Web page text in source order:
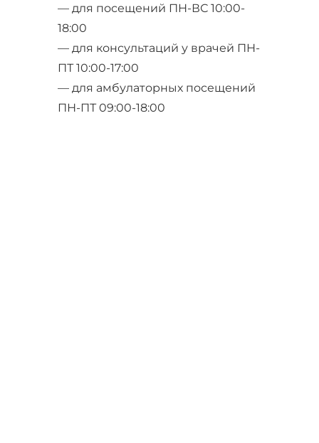
— для посещений ПН-ВС 10:00-
18:00
— для консультаций у врачей ПН-
ПТ 10:00-17:00
— для амбулаторных посещений
ПН-ПТ 09:00-18:00